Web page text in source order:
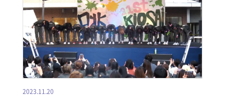
2023.11.20